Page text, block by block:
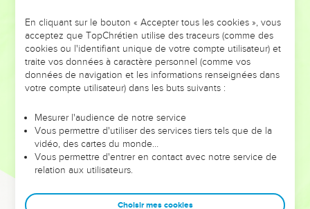
NE MANQUEZ PAS L’ÉVÉNEMENT
DE L’ANNÉE !
ET SI LEURS ERREURS POUVAIENT VOUS ÉVITER LES
VOTRES ?
leur foi ou leur vision. Mais on voit moins les doutes, les erreurs
et les saisons difficiles qu'ils ont traversés, alors même que ce
sont elles qui les ont façonnés.
Dans cette conférence, leaders, entrepreneurs, et responsables
clés pour avancer avec plus de sagesse afin que leurs erreurs
En cliquant sur le bouton « Accepter tous les cookies », vous
acceptez que TopChrétien utilise des traceurs (comme des
cookies ou l'identifiant unique de votre compte utilisateur) et
traite vos données à caractère personnel (comme vos
données de navigation et les informations renseignées dans
votre compte utilisateur) dans les buts suivants :
Mesurer l'audience de notre service
Vous permettre d'utiliser des services tiers tels que de la
vidéo, des cartes du monde…
Vous permettre d'entrer en contact avec notre service de
relation aux utilisateurs.
Choisir mes cookies